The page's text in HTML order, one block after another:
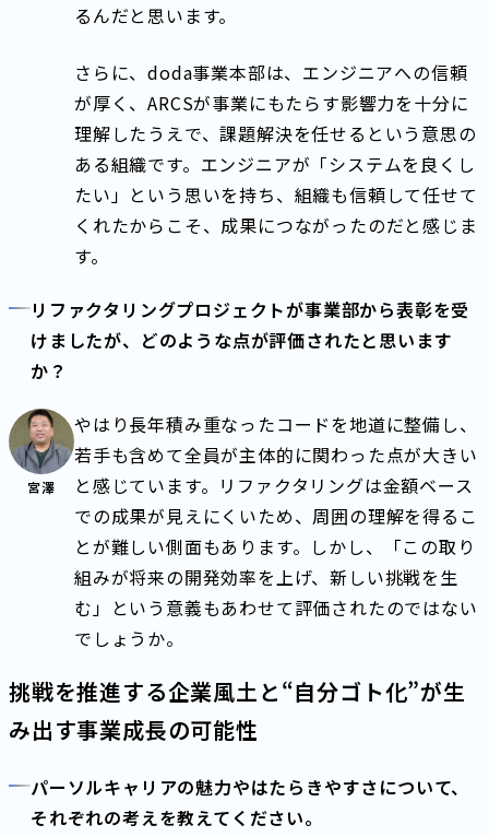
るんだと思います。
さらに、doda事業本部は、エンジニアへの信頼
が厚く、ARCSが事業にもたらす影響力を十分に
理解したうえで、課題解決を任せるという意思の
ある組織です。エンジニアが「システムを良くし
たい」という思いを持ち、組織も信頼して任せて
くれたからこそ、成果につながったのだと感じま
す。
リファクタリングプロジェクトが事業部から表彰を受
けましたが、どのような点が評価されたと思います
か？
宮澤
やはり長年積み重なったコードを地道に整備し、
若手も含めて全員が主体的に関わった点が大きい
と感じています。リファクタリングは金額ベース
での成果が見えにくいため、周囲の理解を得るこ
とが難しい側面もあります。しかし、「この取り
組みが将来の開発効率を上げ、新しい挑戦を生
む」という意義もあわせて評価されたのではない
でしょうか。
挑戦を推進する企業風土と“自分ゴト化”が生
み出す事業成長の可能性
パーソルキャリアの魅力やはたらきやすさについて、
それぞれの考えを教えてください。